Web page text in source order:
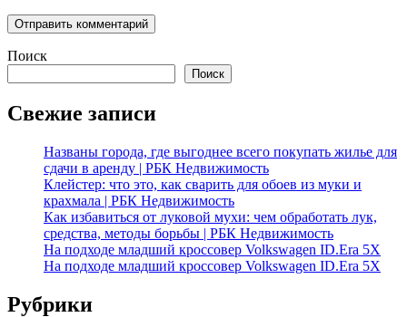
Поиск
Поиск
Свежие записи
Названы города, где выгоднее всего покупать жилье для
сдачи в аренду | РБК Недвижимость
Клейстер: что это, как сварить для обоев из муки и
крахмала | РБК Недвижимость
Как избавиться от луковой мухи: чем обработать лук,
средства, методы борьбы | РБК Недвижимость
На подходе младший кроссовер Volkswagen ID.Era 5X
На подходе младший кроссовер Volkswagen ID.Era 5X
Рубрики